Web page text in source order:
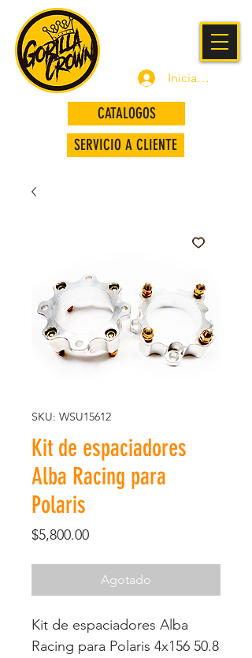
Iniciar sesión
SERVICIO A CLIENTE
CATALOGOS
SKU: WSU15612
Kit de espaciadores
Alba Racing para
Polaris
$5,800.00Precio
Agotado
Kit de espaciadores Alba
Racing para Polaris 4x156 50.8